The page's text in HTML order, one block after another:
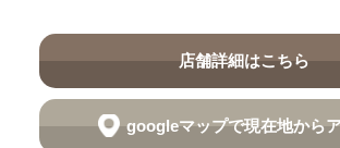
店舗詳細はこちら
googleマップで現在地から